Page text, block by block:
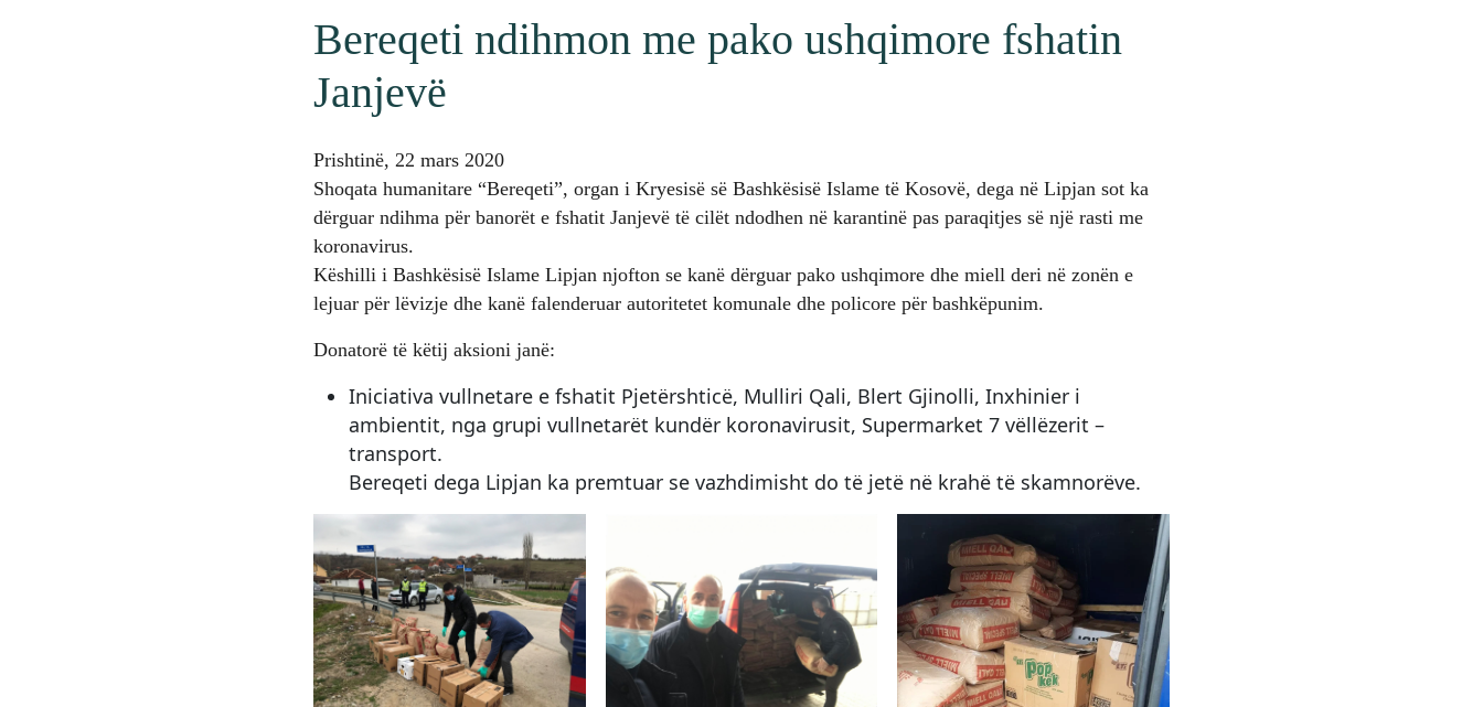
Bereqeti ndihmon me pako ushqimore fshatin
Janjevë
Prishtinë, 22 mars 2020
Shoqata humanitare “Bereqeti”, organ i Kryesisë së Bashkësisë Islame të Kosovë, dega në Lipjan sot ka
dërguar ndihma për banorët e fshatit Janjevë të cilët ndodhen në karantinë pas paraqitjes së një rasti me
koronavirus.
Këshilli i Bashkësisë Islame Lipjan njofton se kanë dërguar pako ushqimore dhe miell deri në zonën e
lejuar për lëvizje dhe kanë falenderuar autoritetet komunale dhe policore për bashkëpunim.
Donatorë të këtij aksioni janë:
Iniciativa vullnetare e fshatit Pjetërshticë, Mulliri Qali, Blert Gjinolli, Inxhinier i
ambientit, nga grupi vullnetarët kundër koronavirusit, Supermarket 7 vëllëzerit –
transport.
Bereqeti dega Lipjan ka premtuar se vazhdimisht do të jetë në krahë të skamnorëve.